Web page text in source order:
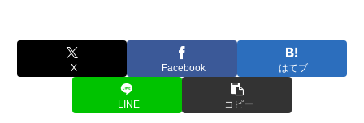
X Facebook はてブ
LINE コピー